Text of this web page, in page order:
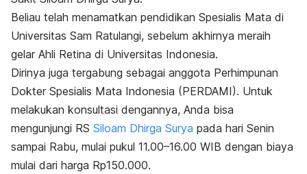
Beliau telah menamatkan pendidikan Spesialis Mata di
Universitas Sam Ratulangi, sebelum akhirnya meraih
gelar Ahli Retina di Universitas Indonesia.
Dirinya juga tergabung sebagai anggota Perhimpunan
Dokter Spesialis Mata Indonesia (PERDAMI). Untuk
melakukan konsultasi dengannya, Anda bisa
mengunjungi RS Siloam Dhirga Surya pada hari Senin
sampai Rabu, mulai pukul 11.00–16.00 WIB dengan biaya
mulai dari harga Rp150.000.